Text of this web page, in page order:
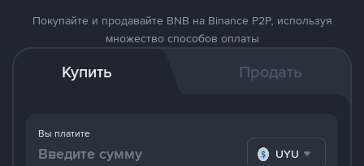
Покупайте и продавайте BNB на Binance P2P, используя
множество способов оплаты
Купить Продать
Вы платите
UYU